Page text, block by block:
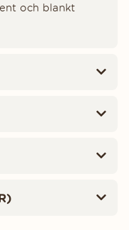
och blankt